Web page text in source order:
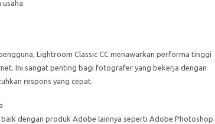
Lightroom Classic CC menawarkan performa tinggi
Ini sangat penting bagi fotografer yang bekerja dengan
respons yang cepat.
dengan produk Adobe lainnya seperti Adobe Photoshop.